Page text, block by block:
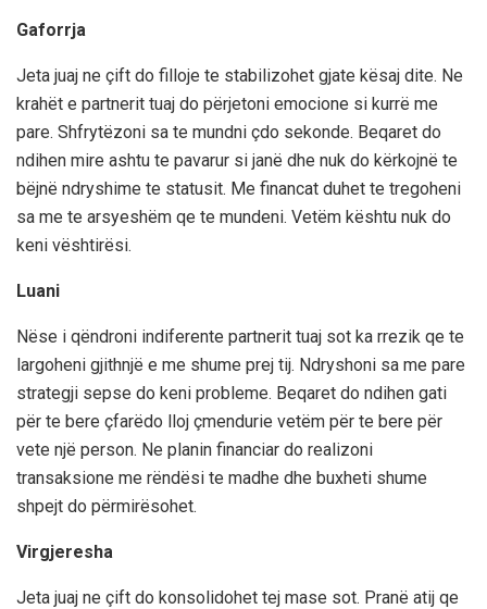
Gaforrja
Jeta juaj ne çift do filloje te stabilizohet gjate kësaj dite. Ne
krahët e partnerit tuaj do përjetoni emocione si kurrë me
pare. Shfrytëzoni sa te mundni çdo sekonde. Beqaret do
ndihen mire ashtu te pavarur si janë dhe nuk do kërkojnë te
bëjnë ndryshime te statusit. Me financat duhet te tregoheni
sa me te arsyeshëm qe te mundeni. Vetëm kështu nuk do
keni vështirësi.
Luani
Nëse i qëndroni indiferente partnerit tuaj sot ka rrezik qe te
largoheni gjithnjë e me shume prej tij. Ndryshoni sa me pare
strategji sepse do keni probleme. Beqaret do ndihen gati
për te bere çfarëdo lloj çmendurie vetëm për te bere për
vete një person. Ne planin financiar do realizoni
transaksione me rëndësi te madhe dhe buxheti shume
shpejt do përmirësohet.
Virgjeresha
Jeta juaj ne çift do konsolidohet tej mase sot. Pranë atij qe